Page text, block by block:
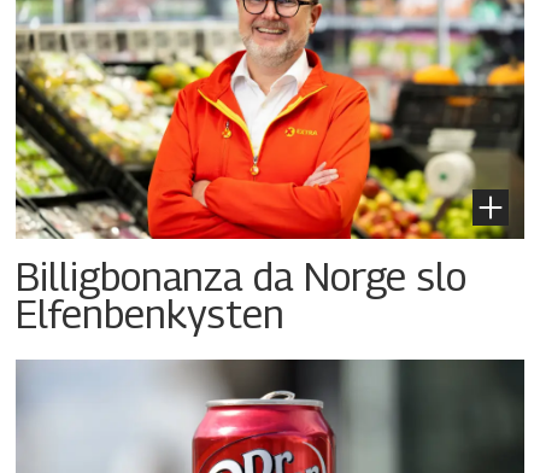
Billigbonanza da Norge slo
Elfenbenkysten